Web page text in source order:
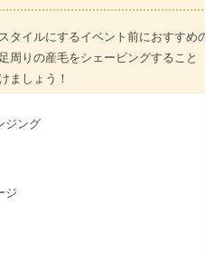
タイルにするイベント前におすすめ
周りの産毛をシェービングすること
ましょう！
ジング
ジ